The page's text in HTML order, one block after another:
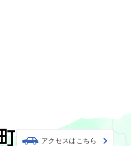
アクセスはこちら